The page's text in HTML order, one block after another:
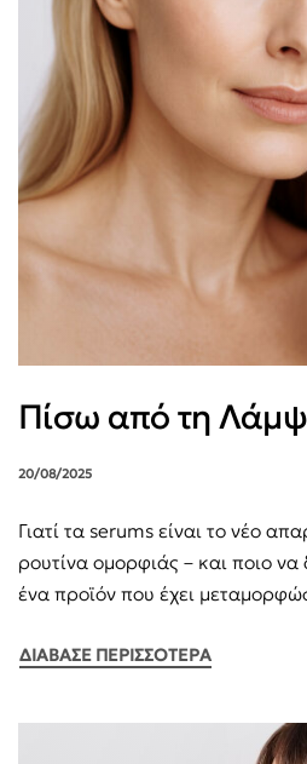
Πίσω από τη
20/08/2025
Γιατί τα serums είναι το νέο
ρουτίνα ομορφιάς – και ποιο να
ένα προϊόν που έχει
ΔΙΑΒΑΣΕ ΠΕΡΙΣΣΟΤΕΡΑ